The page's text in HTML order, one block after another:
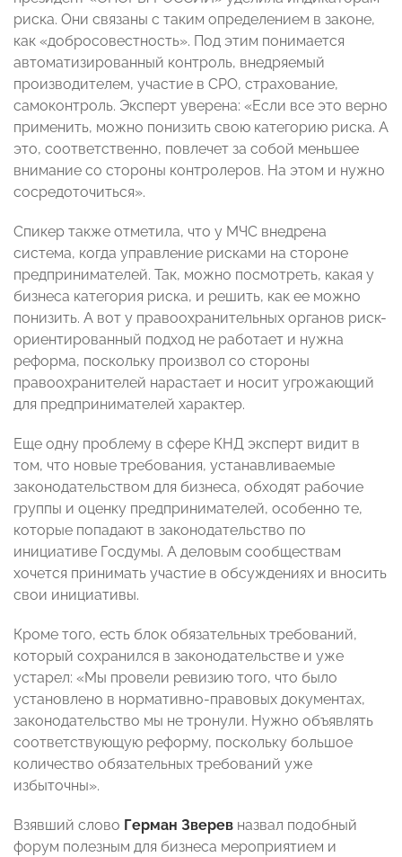
риска. Они связаны с таким определением в законе,
как «добросовестность». Под этим понимается
автоматизированный контроль, внедряемый
производителем, участие в СРО, страхование,
самоконтроль. Эксперт уверена: «Если все это верно
применить, можно понизить свою категорию риска. А
это, соответственно, повлечет за собой меньшее
внимание со стороны контролеров. На этом и нужно
сосредоточиться».
Спикер также отметила, что у МЧС внедрена
система, когда управление рисками на стороне
предпринимателей. Так, можно посмотреть, какая у
бизнеса категория риска, и решить, как ее можно
понизить. А вот у правоохранительных органов риск-
ориентированный подход не работает и нужна
реформа, поскольку произвол со стороны
правоохранителей нарастает и носит угрожающий
для предпринимателей характер.
Еще одну проблему в сфере КНД эксперт видит в
том, что новые требования, устанавливаемые
законодательством для бизнеса, обходят рабочие
группы и оценку предпринимателей, особенно те,
которые попадают в законодательство по
инициативе Госдумы. А деловым сообществам
хочется принимать участие в обсуждениях и вносить
свои инициативы.
Кроме того, есть блок обязательных требований,
который сохранился в законодательстве и уже
устарел: «Мы провели ревизию того, что было
установлено в нормативно-правовых документах,
законодательство мы не тронули. Нужно объявлять
соответствующую реформу, поскольку большое
количество обязательных требований уже
избыточны».
Взявший слово Герман Зверев назвал подобный
форум полезным для бизнеса мероприятием и